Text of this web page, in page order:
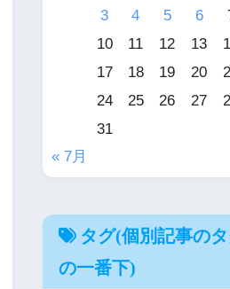
3
4 5 6
10
11 12 13
17
18 19 20
24
25 26 27
31
« 7月
タグ(個別記事の
の一番下)